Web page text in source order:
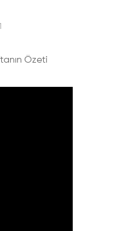
Özeti